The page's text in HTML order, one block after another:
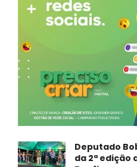
Deputado
da 2ª edição